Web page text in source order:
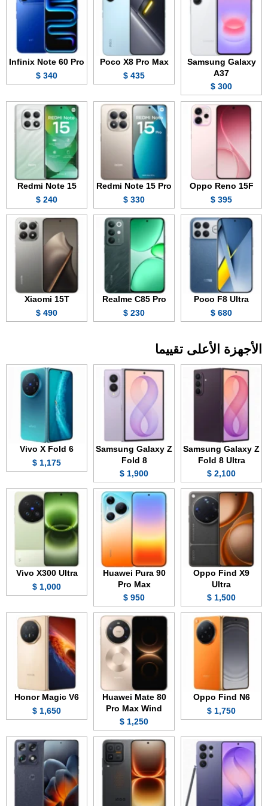
Samsung Galaxy
A37
300 $
Poco X8 Pro Max
435 $
Infinix Note 60 Pro
340 $
Oppo Reno 15F
395 $
Redmi Note 15 Pro
330 $
Redmi Note 15
240 $
Poco F8 Ultra
680 $
Realme C85 Pro
230 $
Xiaomi 15T
490 $
الأجهزة الأعلى تقييما
Samsung Galaxy Z
Fold 8 Ultra
2,100 $
Samsung Galaxy Z
Fold 8
1,900 $
Vivo X Fold 6
1,175 $
Oppo Find X9
Ultra
1,500 $
Huawei Pura 90
Pro Max
950 $
Vivo X300 Ultra
1,000 $
Oppo Find N6
1,750 $
Huawei Mate 80
Pro Max Wind
1,250 $
Honor Magic V6
1,650 $